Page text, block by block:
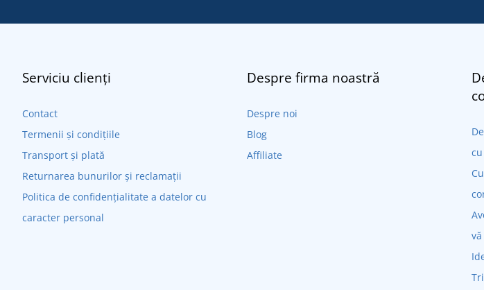
Serviciu clienți
Contact
Termenii și condițiile
Transport și plată
Returnarea bunurilor și reclamații
Politica de confidențialitate a datelor cu
caracter personal
Despre firma noastră
Despre noi
Blog
Affiliate